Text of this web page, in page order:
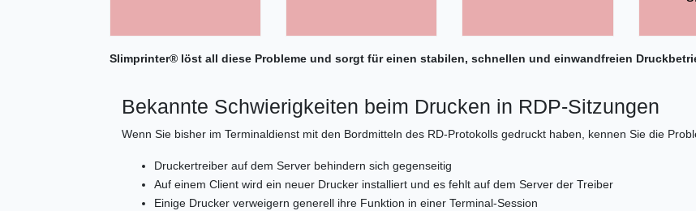
Slimprinter® löst all diese Probleme und sorgt für einen stabilen, schnellen und einwandfreien
Bekannte Schwierigkeiten beim Drucken in RDP-Sitzungen
Wenn Sie bisher im Terminaldienst mit den Bordmitteln des RD-Protokolls gedruckt haben, kennen Sie die
Druckertreiber auf dem Server behindern sich gegenseitig
Auf einem Client wird ein neuer Drucker installiert und es fehlt auf dem Server der Treiber
Einige Drucker verweigern generell ihre Funktion in einer Terminal-Session